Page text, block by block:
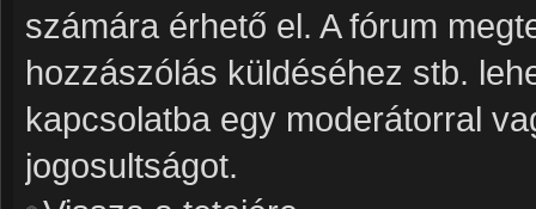
számára érhető el. A fórum
hozzászólás küldéséhez stb.
kapcsolatba egy moderátorral
jogosultságot.